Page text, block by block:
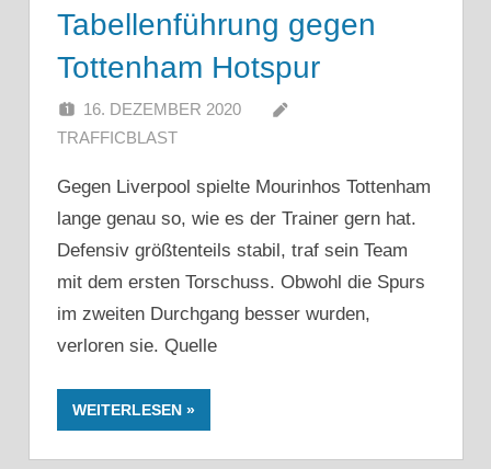
Tabellenführung gegen
Tottenham Hotspur
16. DEZEMBER 2020
TRAFFICBLAST
Gegen Liverpool spielte Mourinhos Tottenham
lange genau so, wie es der Trainer gern hat.
Defensiv größtenteils stabil, traf sein Team
mit dem ersten Torschuss. Obwohl die Spurs
im zweiten Durchgang besser wurden,
verloren sie. Quelle
WEITERLESEN